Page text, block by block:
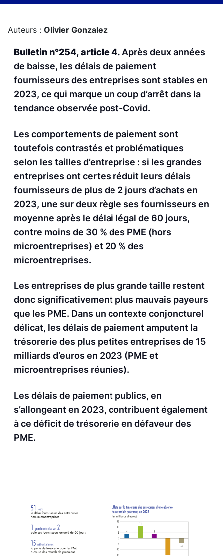
Auteurs : Olivier Gonzalez
Bulletin n°254, article 4. Après deux années
de baisse, les délais de paiement
fournisseurs des entreprises sont stables en
2023, ce qui marque un coup d’arrêt dans la
tendance observée post-Covid.
Les comportements de paiement sont
toutefois contrastés et problématiques
selon les tailles d’entreprise : si les grandes
entreprises ont certes réduit leurs délais
fournisseurs de plus de 2 jours d’achats en
2023, une sur deux règle ses fournisseurs en
moyenne après le délai légal de 60 jours,
contre moins de 30 % des PME (hors
microentreprises) et 20 % des
microentreprises.
Les entreprises de plus grande taille restent
donc significativement plus mauvais payeurs
que les PME. Dans un contexte conjoncturel
délicat, les délais de paiement amputent la
trésorerie des plus petites entreprises de 15
milliards d’euros en 2023 (PME et
microentreprises réunies).
Les délais de paiement publics, en
s’allongeant en 2023, contribuent également
à ce déficit de trésorerie en défaveur des
PME.